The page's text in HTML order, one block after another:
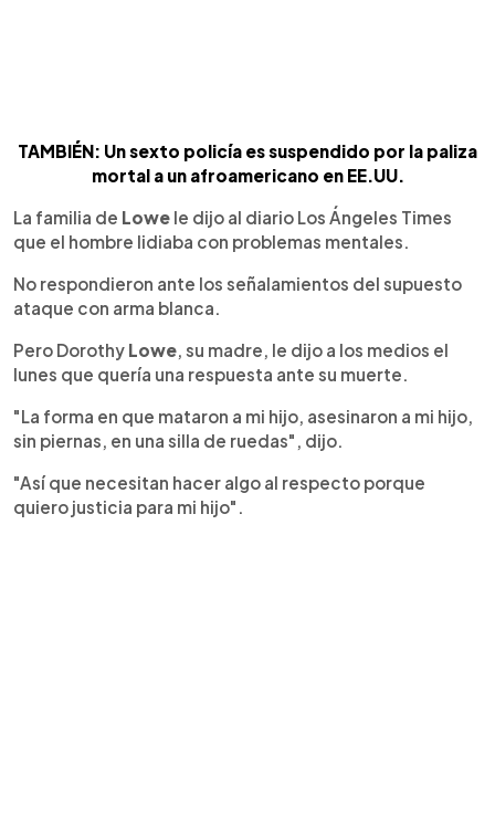
TAMBIÉN: Un sexto policía es suspendido por la paliza
mortal a un afroamericano en EE.UU.
La familia de Lowe le dijo al diario Los Ángeles Times
que el hombre lidiaba con problemas mentales.
No respondieron ante los señalamientos del supuesto
ataque con arma blanca.
Pero Dorothy Lowe, su madre, le dijo a los medios el
lunes que quería una respuesta ante su muerte.
"La forma en que mataron a mi hijo, asesinaron a mi hijo,
sin piernas, en una silla de ruedas", dijo.
"Así que necesitan hacer algo al respecto porque
quiero justicia para mi hijo".